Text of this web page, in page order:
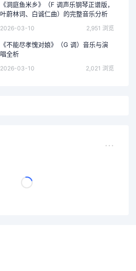
《洞庭鱼米乡》（F 调声乐钢琴正谱版，
叶蔚林词、白诚仁曲）的完整音乐分析
2026-03-10 2,951 浏览
《不能尽孝愧对娘》（G 调）音乐与演
唱全析
2026-03-10 2,021 浏览